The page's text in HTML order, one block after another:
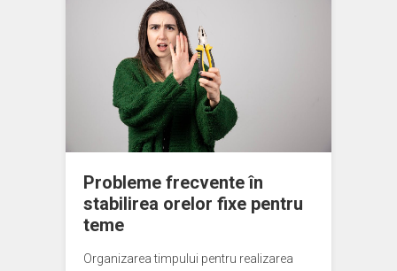
Probleme frecvente în
stabilirea orelor fixe pentru
teme
Organizarea timpului pentru realizarea